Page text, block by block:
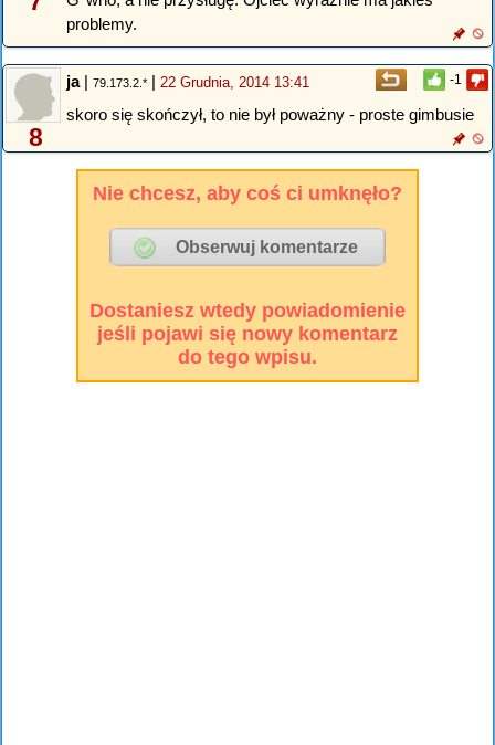
problemy.
-1
8
ja| 79.173.2.* | 22 Grudnia, 2014 13:41
skoro się skończył, to nie był poważny - proste gimbusie
Nie chcesz, aby coś ci umknęło?
Dostaniesz wtedy powiadomienie
jeśli pojawi się nowy komentarz
do tego wpisu.